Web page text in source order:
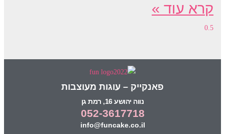
קרא עוד »
פאנקייק – עוגות מעוצבות
נווה יהושע 16, רמת גן
052-3617718
info@funcake.co.il